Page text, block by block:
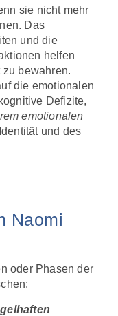
sie nicht mehr
Das
und die
helfen
bewahren.
die emotionalen
Defizite,
emotionalen
und des
Naomi
oder Phasen der